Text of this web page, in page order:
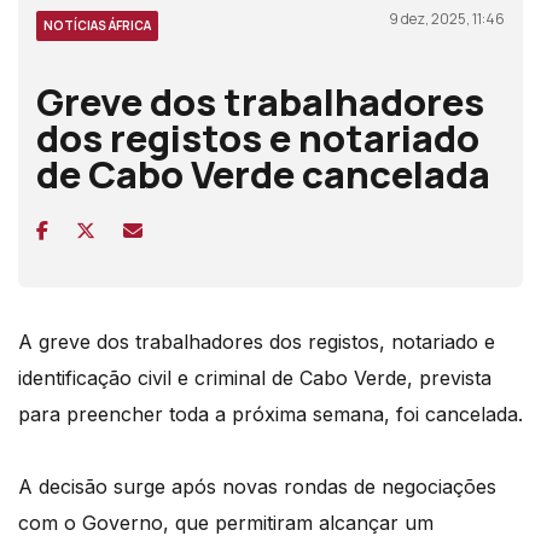
NOTÍCIAS ÁFRICA 9 dez, 2025, 11:46
Greve dos trabalhadores
dos registos e notariado
de Cabo Verde cancelada
A greve dos trabalhadores dos registos, notariado e
identificação civil e criminal de Cabo Verde, prevista
para preencher toda a próxima semana, foi cancelada.
A decisão surge após novas rondas de negociações
com o Governo, que permitiram alcançar um